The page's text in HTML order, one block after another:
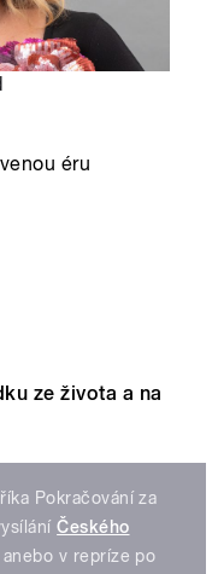
éru
ze života a na
Pokračování za
Českého
v repríze po